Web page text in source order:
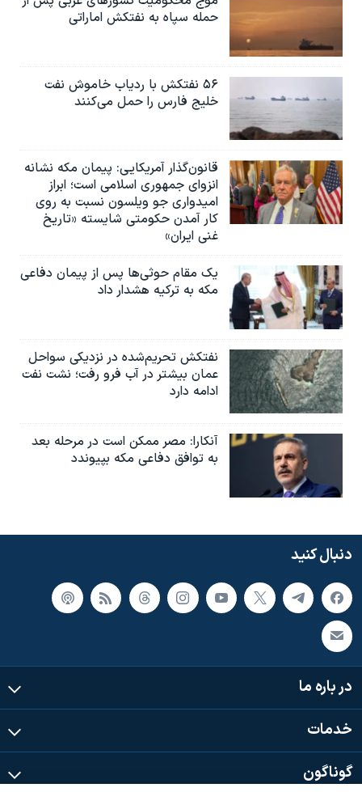
حمله سپاه به نفتکش اماراتی
۵۶ نفتکش با ردیاب خاموش نفت
خلیج فارس را حمل می‌کنند
قانون‌گذار آمریکایی: پیمان مکه نشانه
انزوای جمهوری اسلامی است؛ ابراز
امیدواری جو ویلسون نسبت به روی
کار آمدن حکومتی شایسته «تاریخ
غنی ایران»
یک مقام حوثی‌ها پس از پیمان دفاعی
مکه به ترکیه هشدار داد
نفتکش تحریم‌شده در نزدیکی سواحل
عمان بیشتر در آب فرو رفت؛ نشت نفت
ادامه دارد
آنکارا: مصر ممکن است در مرحله بعد
به توافق دفاعی مکه بپیوندد
دنبال کنید
در باره ما
خدمات
گوناگون